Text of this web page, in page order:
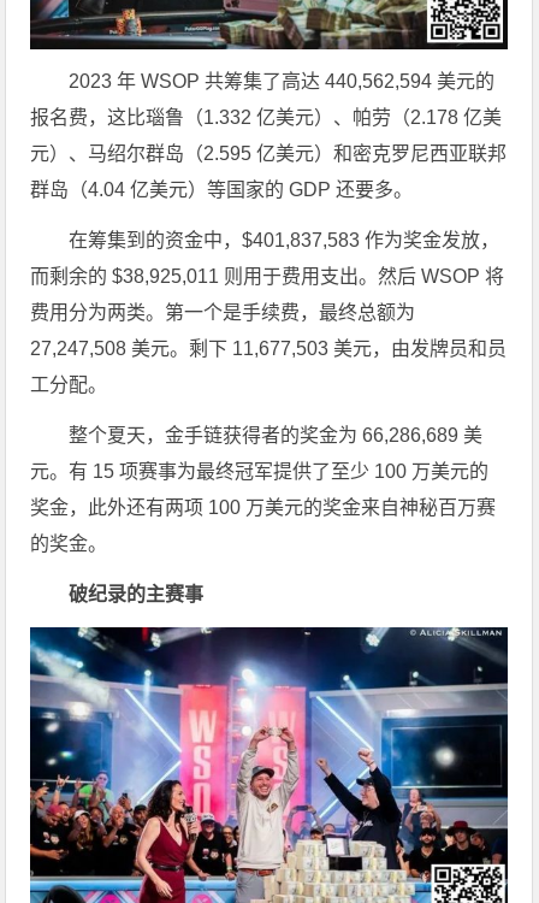
2023 年 WSOP 共筹集了高达 440,562,594 美元的
报名费，这比瑙鲁（1.332 亿美元）、帕劳（2.178 亿美
元）、马绍尔群岛（2.595 亿美元）和密克罗尼西亚联邦
群岛（4.04 亿美元）等国家的 GDP 还要多。
在筹集到的资金中，$401,837,583 作为奖金发放，
而剩余的 $38,925,011 则用于费用支出。然后 WSOP 将
费用分为两类。第一个是手续费，最终总额为
27,247,508 美元。剩下 11,677,503 美元，由发牌员和员
工分配。
整个夏天，金手链获得者的奖金为 66,286,689 美
元。有 15 项赛事为最终冠军提供了至少 100 万美元的
奖金，此外还有两项 100 万美元的奖金来自神秘百万赛
的奖金。
破纪录的主赛事